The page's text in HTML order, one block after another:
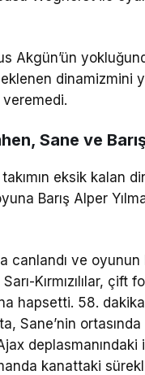
Akgün’ün
Sane ve
eksik kalan
Barış Alper
canlandı ve
Kırmızılılar, çift
hapsetti. 58.
Sane’nin
kanattaki